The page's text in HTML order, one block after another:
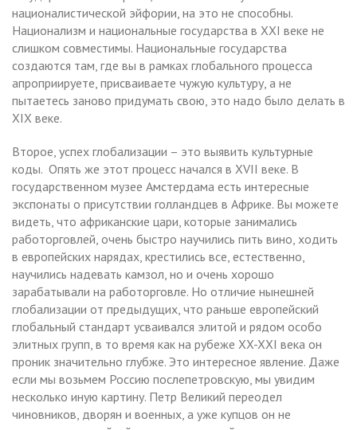
националистической эйфории, на это не способны.
Национализм и национальные государства в XXI веке не
слишком совместимы. Национальные государства
создаются там, где вы в рамках глобального процесса
апроприируете, присваиваете чужую культуру, а не
пытаетесь заново придумать свою, это надо было делать в
XIX веке.
Второе, успех глобализации – это выявить культурные
коды. Опять же этот процесс начался в XVII веке. В
государственном музее Амстердама есть интересные
экспонаты о присутствии голландцев в Африке. Вы можете
видеть, что африканские цари, которые занимались
работорговлей, очень быстро научились пить вино, ходить
в европейских нарядах, крестились все, естественно,
научились надевать камзол, но и очень хорошо
зарабатывали на работорговле. Но отличие нынешней
глобализации от предыдущих, что раньше европейский
глобальный стандарт усваивался элитой и рядом особо
элитных групп, в то время как на рубеже XX-XXI века он
проник значительно глубже. Это интересное явление. Даже
если мы возьмем Россию послепетровскую, мы увидим
несколько иную картину. Петр Великий переодел
чиновников, дворян и военных, а уже купцов он не